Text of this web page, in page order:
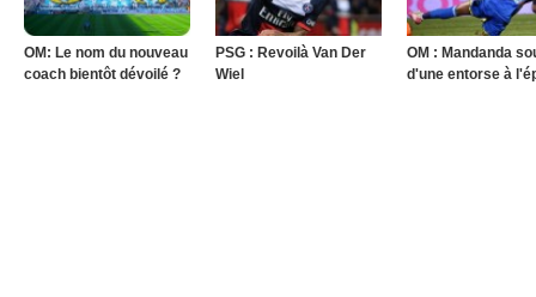
OM: Le nom du nouveau
coach bientôt dévoilé ?
PSG : Revoilà Van Der
Wiel
OM : Mandanda
d'une entorse à